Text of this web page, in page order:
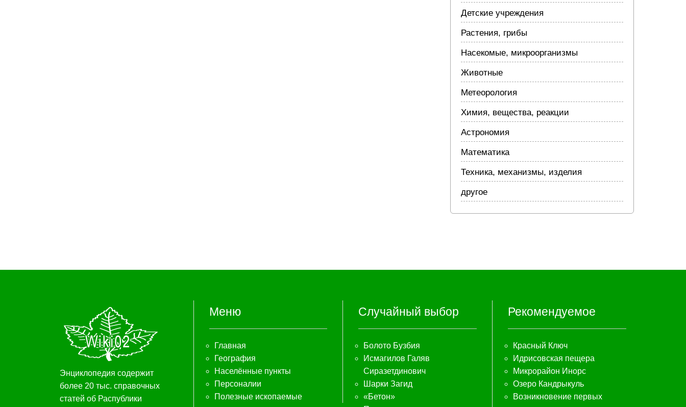
Детские учреждения
Растения, грибы
Насекомые, микроорганизмы
Животные
Метеорология
Химия, вещества, реакции
Астрономия
Математика
Техника, механизмы, изделия
другое
Энциклопедия содержит
более 20 тыс. справочных
статей об Распублики
Меню
Главная
География
Населённые пункты
Персоналии
Полезные ископаемые
Случайный выбор
Болото Бузбия
Исмагилов Галяв
Сиразетдинович
Шарки Загид
«Бетон»
Рекомендуемое
Красный Ключ
Идрисовская пещера
Микрорайон Инорс
Озеро Кандрыкуль
Возникновение первых